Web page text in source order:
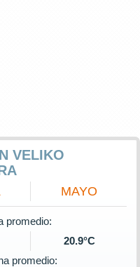
VELIKO
MAYO
promedio:
20.9°C
promedio: